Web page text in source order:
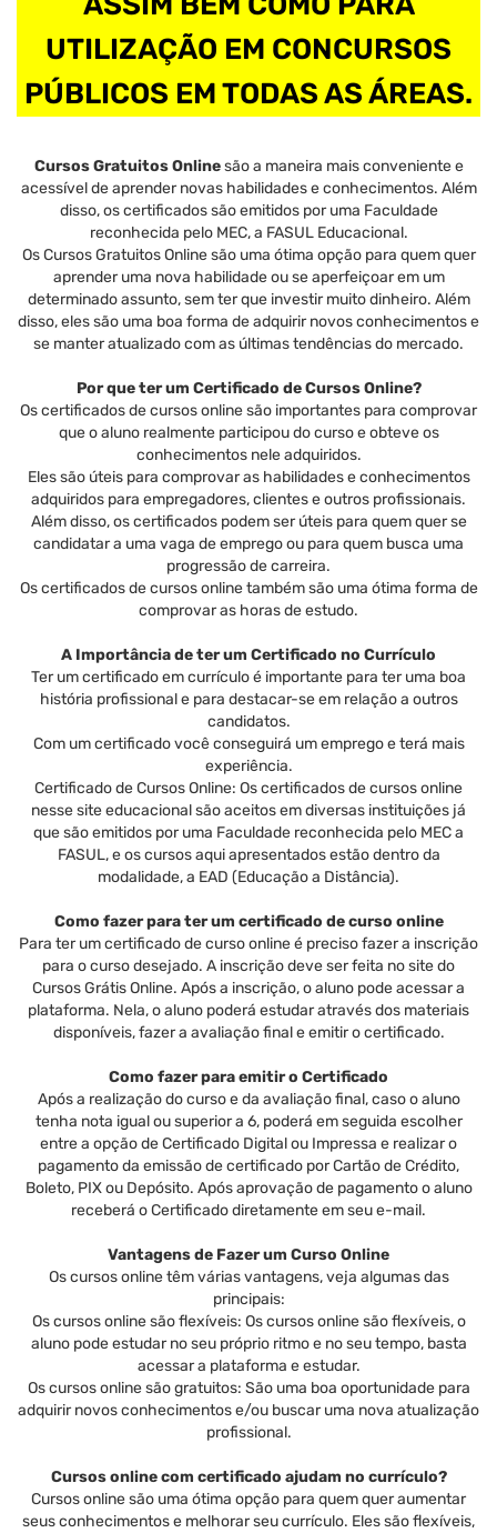
UTILIZAÇÃO EM CONCURSOS
PÚBLICOS EM TODAS AS ÁREAS.
Cursos Gratuitos Onlinesão a maneira mais conveniente e
acessível de aprender novas habilidades e conhecimentos. Além
disso, os certificados são emitidos por uma Faculdade
reconhecida pelo MEC, a FASUL Educacional.
Os Cursos Gratuitos Online são uma ótima opção para quem quer
aprender uma nova habilidade ou se aperfeiçoar em um
determinado assunto, sem ter que investir muito dinheiro. Além
disso, eles são uma boa forma de adquirir novos conhecimentos e
se manter atualizado com as últimas tendências do mercado.
Por que ter um Certificado de Cursos Online?
Os certificados de cursos online são importantes para comprovar
que o aluno realmente participou do curso e obteve os
conhecimentos nele adquiridos.
Eles são úteis para comprovar as habilidades e conhecimentos
adquiridos para empregadores, clientes e outros profissionais.
Além disso, os certificados podem ser úteis para quem quer se
candidatar a uma vaga de emprego ou para quem busca uma
progressão de carreira.
Os certificados de cursos online também são uma ótima forma de
comprovar as horas de estudo.
A Importância de ter um Certificado no Currículo
Ter um certificado em currículo é importante para ter uma boa
história profissional e para destacar-se em relação a outros
candidatos.
Com um certificado você conseguirá um emprego e terá mais
experiência.
Certificado de Cursos Online: Os certificados de cursos online
nesse site educacional são aceitos em diversas instituições já
que são emitidos por uma Faculdade reconhecida pelo MEC a
FASUL, e os cursos aqui apresentados estão dentro da
modalidade, a EAD (Educação a Distância).
Como fazer para ter um certificado de curso online
Para ter um certificado de curso online é preciso fazer a inscrição
para o curso desejado. A inscrição deve ser feita no site do
Cursos Grátis Online. Após a inscrição, o aluno pode acessar a
plataforma. Nela, o aluno poderá estudar através dos materiais
disponíveis, fazer a avaliação final e emitir o certificado.
Como fazer para emitir o Certificado
Após a realização do curso e da avaliação final, caso o aluno
tenha nota igual ou superior a 6, poderá em seguida escolher
entre a opção de Certificado Digital ou Impressa e realizar o
pagamento da emissão de certificado por Cartão de Crédito,
Boleto, PIX ou Depósito. Após aprovação de pagamento o aluno
receberá o Certificado diretamente em seu e-mail.
Vantagens de Fazer um Curso Online
Os cursos online têm várias vantagens, veja algumas das
principais:
Os cursos online são flexíveis: Os cursos online são flexíveis, o
aluno pode estudar no seu próprio ritmo e no seu tempo, basta
acessar a plataforma e estudar.
Os cursos online são gratuitos: São uma boa oportunidade para
adquirir novos conhecimentos e/ou buscar uma nova atualização
profissional.
Cursos online com certificado ajudam no currículo?
Cursos online são uma ótima opção para quem quer aumentar
seus conhecimentos e melhorar seu currículo. Eles são flexíveis,